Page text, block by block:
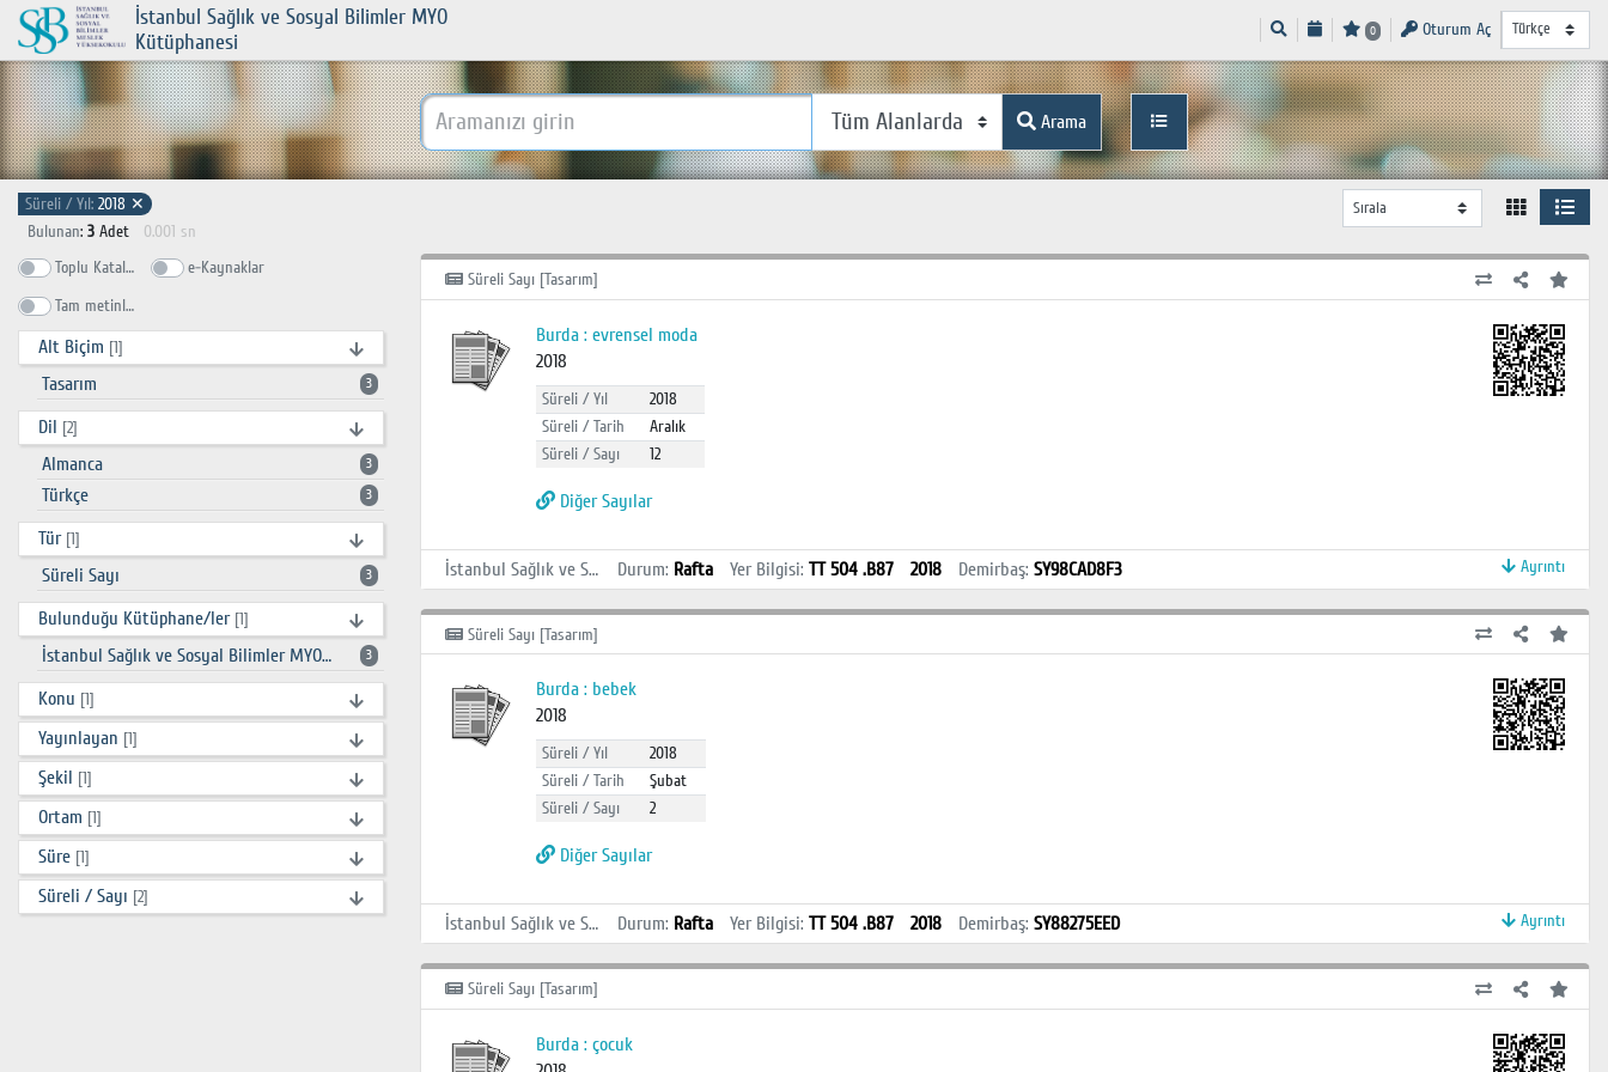
İstanbul Sağlık ve Sosyal Bilimler MYO
Kütüphanesi
0 Oturum Aç
Arama
Süreli / Yıl: 2018 ✕
Bulunan: 3 Adet
0.001 sn
Toplu Katalog
e-Kaynaklar
Tam metinlerde ara
Alt Biçim [1]
Tasarım 3
Dil [2]
Almanca 3
Türkçe 3
Tür [1]
Süreli Sayı 3
Bulunduğu Kütüphane/ler [1]
İstanbul Sağlık ve Sosyal Bilimler MYO Kütüphanesi 3
Konu [1]
Yayınlayan [1]
Şekil [1]
Ortam [1]
Süre [1]
Süreli / Sayı [2]
Süreli Sayı [Tasarım]
Burda : evrensel moda
2018
Süreli / Yıl
2018
Süreli / Tarih
Aralık
Süreli / Sayı
12
Diğer Sayılar
İstanbul Sağlık ve Sosyal Bilimler MYO Kütüphanesi Durum: Rafta Yer Bilgisi: TT 504 .B87 2018 Demirbaş: SY98CAD8F3 Ayrıntı
Süreli Sayı [Tasarım]
Burda : bebek
2018
Süreli / Yıl
2018
Süreli / Tarih
Şubat
Süreli / Sayı
2
Diğer Sayılar
İstanbul Sağlık ve Sosyal Bilimler MYO Kütüphanesi Durum: Rafta Yer Bilgisi: TT 504 .B87 2018 Demirbaş: SY88275EED Ayrıntı
Süreli Sayı [Tasarım]
Burda : çocuk